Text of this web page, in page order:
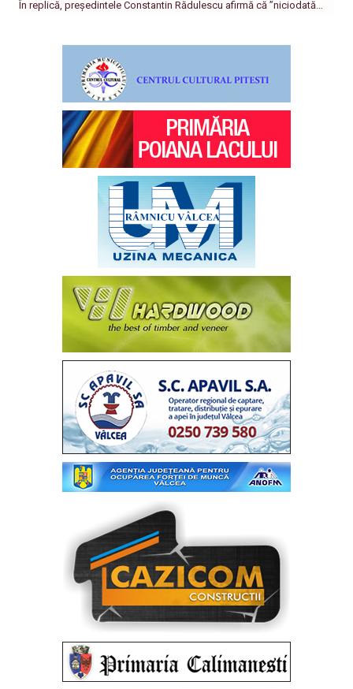
În replică, președintele Constantin Rădulescu afirmă că ”niciodată…